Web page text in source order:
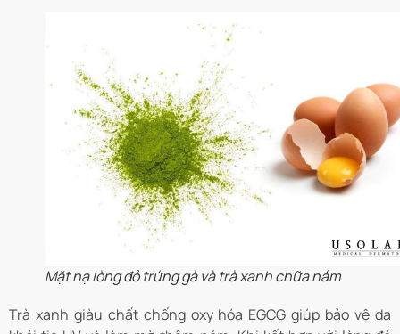
Mặt nạ lòng đỏ trứng gà và trà xanh chữa nám
Trà xanh giàu chất chống oxy hóa EGCG giúp bảo vệ da